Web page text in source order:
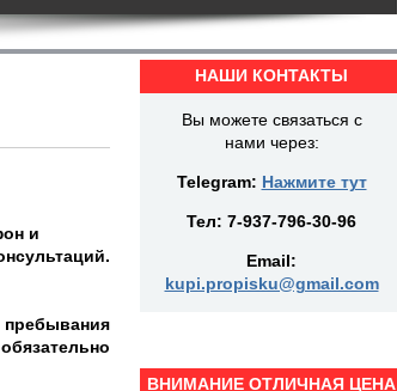
и
НАШИ КОНТАКТЫ
Вы можете связаться с
нами через:
Telegram: Нажмите тут
Тел: 7-937-796-30-96
Email:
kupi.propisku@gmail.com
ВНИМАНИЕ ОТЛИЧНАЯ ЦЕНА